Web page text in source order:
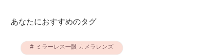
あなたにおすすめのタグ
ミラーレス一眼 カメラレンズ